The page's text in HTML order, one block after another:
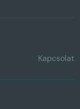
Kapcsolat